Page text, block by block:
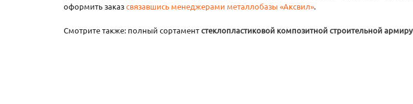
оформить заказсвязавшись менеджерами металлобазы «Аксвил».
Смотрите также: полный сортаментстеклопластиковой композитной строительной